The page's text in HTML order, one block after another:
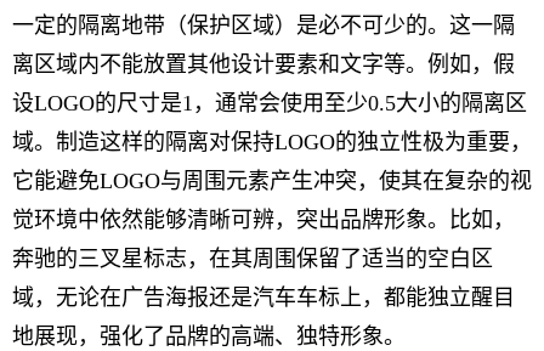
一定的隔离地带（保护区域）是必不可少的。这一隔
离区域内不能放置其他设计要素和文字等。例如，假
设LOGO的尺寸是1，通常会使用至少0.5大小的隔离区
域。制造这样的隔离对保持LOGO的独立性极为重要，
它能避免LOGO与周围元素产生冲突，使其在复杂的视
觉环境中依然能够清晰可辨，突出品牌形象。比如，
奔驰的三叉星标志，在其周围保留了适当的空白区
域，无论在广告海报还是汽车车标上，都能独立醒目
地展现，强化了品牌的高端、独特形象。